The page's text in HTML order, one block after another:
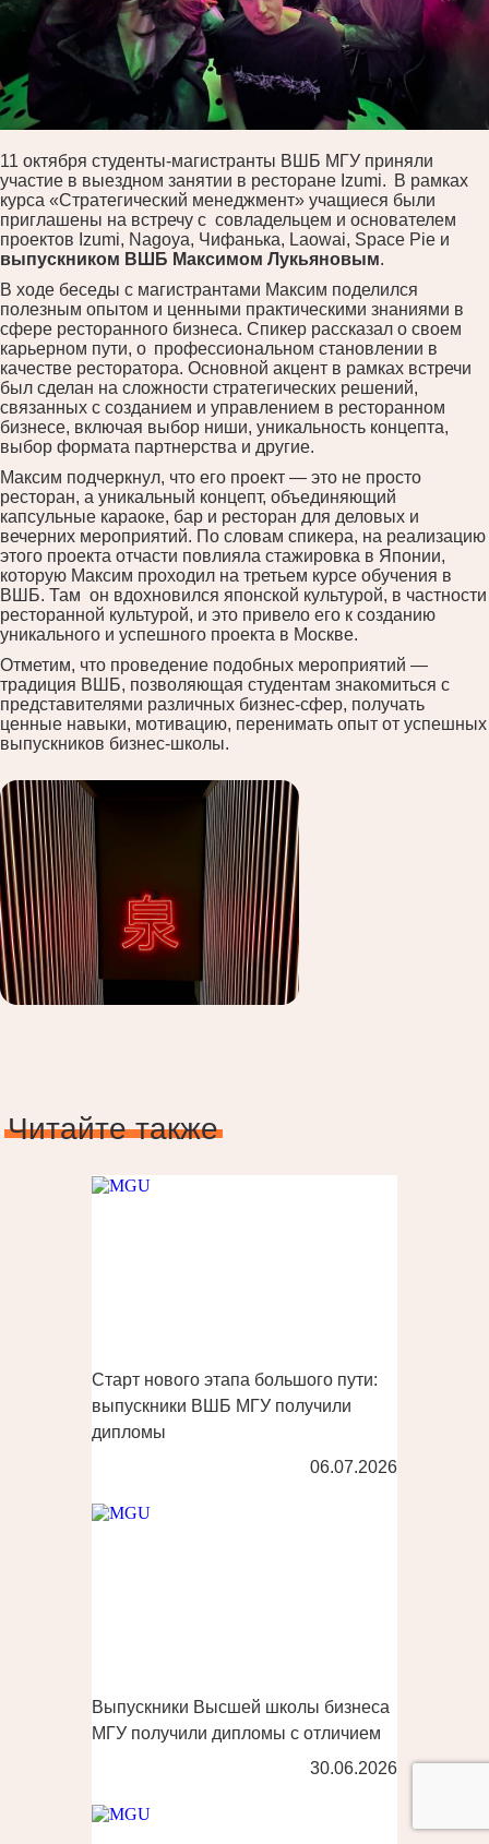
11 октября студенты-магистранты ВШБ МГУ приняли
участие в выездном занятии в ресторане Izumi. В рамках
курса «Стратегический менеджмент» учащиеся были
приглашены на встречу с совладельцем и основателем
проектов Izumi, Nagoya, Чифанька, Laowai, Space Pie и
выпускником ВШБ Максимом Лукьяновым.
В ходе беседы с магистрантами Максим поделился
полезным опытом и ценными практическими знаниями в
сфере ресторанного бизнеса. Спикер рассказал о своем
карьерном пути, о профессиональном становлении в
качестве ресторатора. Основной акцент в рамках встречи
был сделан на сложности стратегических решений,
связанных с созданием и управлением в ресторанном
бизнесе, включая выбор ниши, уникальность концепта,
выбор формата партнерства и другие.
Максим подчеркнул, что его проект — это не просто
ресторан, а уникальный концепт, объединяющий
капсульные караоке, бар и ресторан для деловых и
вечерних мероприятий. По словам спикера, на реализацию
этого проекта отчасти повлияла стажировка в Японии,
которую Максим проходил на третьем курсе обучения в
ВШБ. Там он вдохновился японской культурой, в частности
ресторанной культурой, и это привело его к созданию
уникального и успешного проекта в Москве.
Отметим, что проведение подобных мероприятий —
традиция ВШБ, позволяющая студентам знакомиться с
представителями различных бизнес-сфер, получать
ценные навыки, мотивацию, перенимать опыт от успешных
выпускников бизнес-школы.
Читайте также
Старт нового этапа большого пути:
выпускники ВШБ МГУ получили
дипломы
06.07.2026
Выпускники Высшей школы бизнеса
МГУ получили дипломы с отличием
30.06.2026